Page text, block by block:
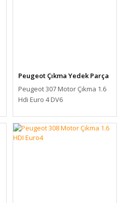
Peugeot Çıkma Yedek Parça
Peugeot 307 Motor Çıkma 1.6
Hdi Euro 4 DV6